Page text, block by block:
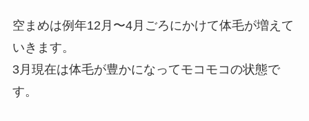
空まめは例年12月〜4月ごろにかけて体毛が増えて
いきます。
3月現在は体毛が豊かになってモコモコの状態で
す。